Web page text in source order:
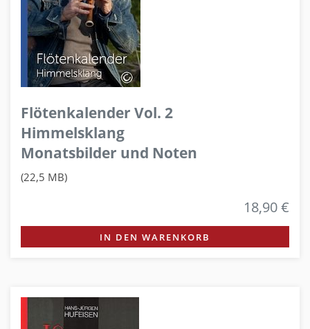
Flötenkalender Vol. 2
Himmelsklang
Monatsbilder und Noten
(22,5 MB)
18,90 €
IN DEN WARENKORB